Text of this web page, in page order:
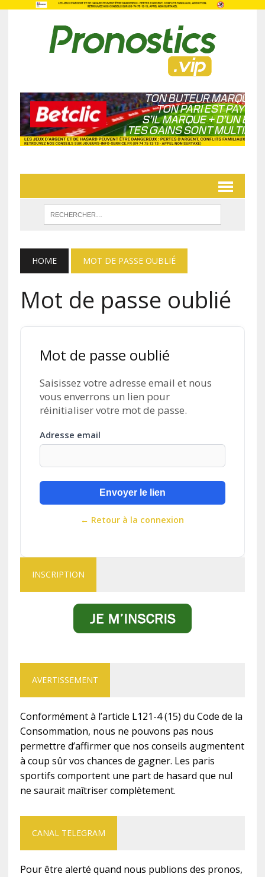
HOME MOT DE PASSE OUBLIÉ
Mot de passe oublié
Mot de passe oublié
Saisissez votre adresse email et nous
vous enverrons un lien pour
réinitialiser votre mot de passe.
Adresse email
Envoyer le lien
← Retour à la connexion
INSCRIPTION
AVERTISSEMENT
Conformément à l’article L121-4 (15) du Code de la
Consommation, nous ne pouvons pas nous
permettre d’affirmer que nos conseils augmentent
à coup sûr vos chances de gagner. Les paris
sportifs comportent une part de hasard que nul
ne saurait maîtriser complètement.
CANAL TELEGRAM
Pour être alerté quand nous publions des pronos,